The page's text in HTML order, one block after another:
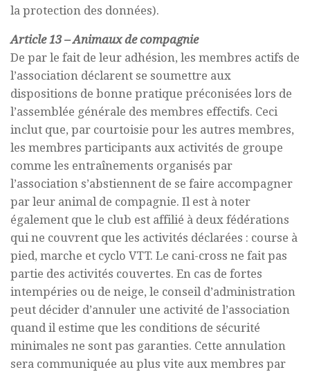
la protection des données).
Article 13 – Animaux de compagnie
De par le fait de leur adhésion, les membres actifs de
l’association déclarent se soumettre aux
dispositions de bonne pratique préconisées lors de
l’assemblée générale des membres effectifs. Ceci
inclut que, par courtoisie pour les autres membres,
les membres participants aux activités de groupe
comme les entraînements organisés par
l’association s’abstiennent de se faire accompagner
par leur animal de compagnie. Il est à noter
également que le club est affilié à deux fédérations
qui ne couvrent que les activités déclarées : course à
pied, marche et cyclo VTT. Le cani-cross ne fait pas
partie des activités couvertes. En cas de fortes
intempéries ou de neige, le conseil d’administration
peut décider d’annuler une activité de l’association
quand il estime que les conditions de sécurité
minimales ne sont pas garanties. Cette annulation
sera communiquée au plus vite aux membres par